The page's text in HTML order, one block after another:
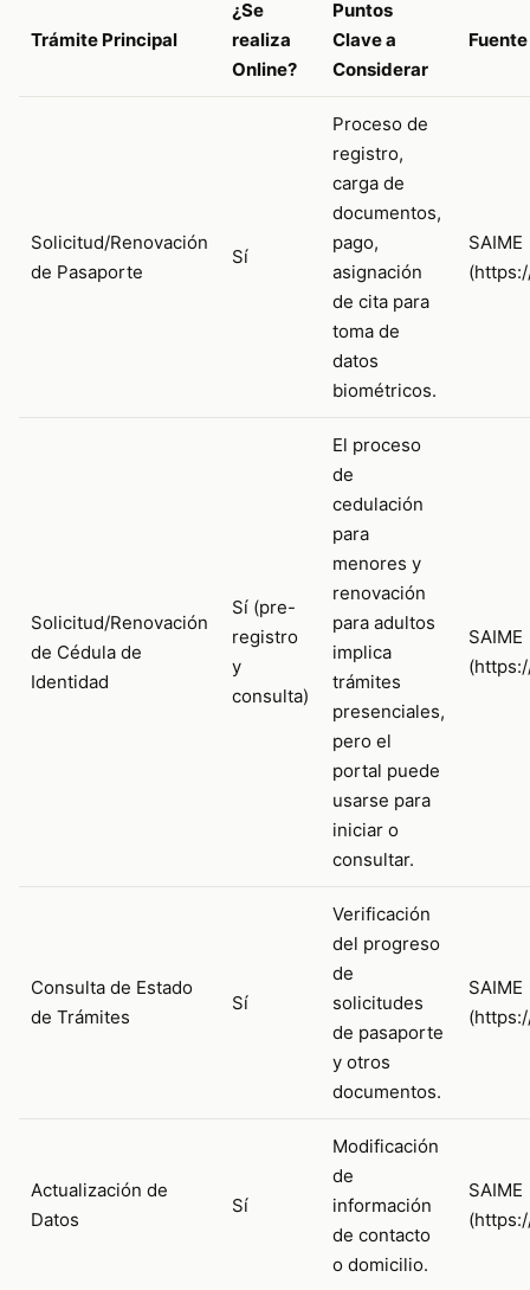
Trámite Principal
¿Se
realiza
Online?
Puntos
Clave a
Considerar
Solicitud/Renovación
de Pasaporte
Sí
Proceso de
registro,
carga de
documentos,
pago,
asignación
de cita para
toma de
datos
biométricos.
SAIME
Solicitud/Renovación
de Cédula de
Identidad
Sí (pre-
registro
y
consulta)
El proceso
de
cedulación
para
menores y
renovación
para adultos
implica
trámites
presenciales,
pero el
portal puede
usarse para
iniciar o
consultar.
SAIME
Consulta de Estado
de Trámites
Sí
Verificación
del progreso
de
solicitudes
de pasaporte
y otros
documentos.
SAIME
Actualización de
Datos
Sí
Modificación
de
información
de contacto
o domicilio.
SAIME